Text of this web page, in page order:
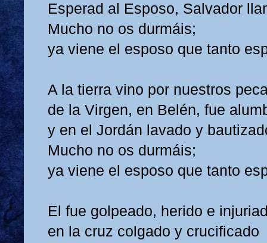
Esperad al Esposo, Salvador
Mucho no os durmáis;
ya viene el esposo que tanto
A la tierra vino por nuestros
de la Virgen, en Belén, fue
y en el Jordán lavado y
Mucho no os durmáis;
ya viene el esposo que tanto
El fue golpeado, herido e
en la cruz colgado y crucificado